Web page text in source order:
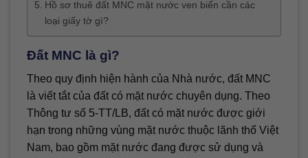
Hồ sơ thuê đất MNC mặt nước ven biển cần các
loại giấy tờ gì?
Đất MNC là gì?
Theo quy định hiện hành của Nhà nước, đất MNC
là viết tắt của đất có mặt nước chuyên dụng. Theo
Thông tư số 5-TT/LB, đất có mặt nước được giới
hạn trong những vùng mặt nước thuộc lãnh thổ Việt
Nam, bao gồm mặt nước đang được sử dụng và